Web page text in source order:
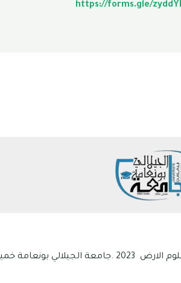
https://forms.gle/
خميس مليانة